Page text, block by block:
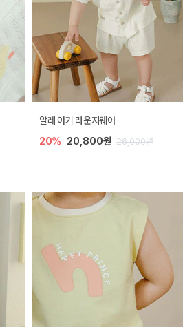
알레 아기 라운지웨어
20% 20,800원 26,000원